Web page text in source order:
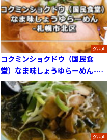
グルメ
コクミンショクドウ（国民食
堂）なま味しょうゆらーめん-札
幌市北区
グルメ